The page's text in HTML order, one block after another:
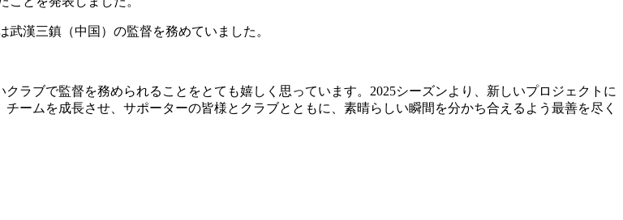
武漢三鎮（中国）の監督を務めていました。
クラブで監督を務められることをとても嬉しく思っています。2025シーズンより、新しいプロジェクトに
ームを成長させ、サポーターの皆様とクラブとともに、素晴らしい瞬間を分かち合えるよう最善を尽く